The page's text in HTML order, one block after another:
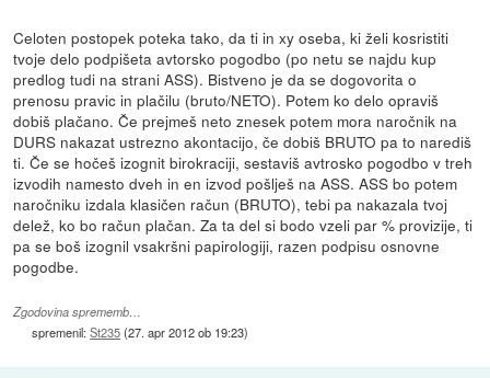
Celoten postopek poteka tako, da ti in xy oseba, ki želi kosristiti
tvoje delo podpišeta avtorsko pogodbo (po netu se najdu kup
predlog tudi na strani ASS). Bistveno je da se dogovorita o
prenosu pravic in plačilu (bruto/NETO). Potem ko delo opraviš
dobiš plačano. Če prejmeš neto znesek potem mora naročnik na
DURS nakazat ustrezno akontacijo, če dobiš BRUTO pa to narediš
ti. Če se hočeš izognit birokraciji, sestaviš avtrosko pogodbo v treh
izvodih namesto dveh in en izvod pošlješ na ASS. ASS bo potem
naročniku izdala klasičen račun (BRUTO), tebi pa nakazala tvoj
delež, ko bo račun plačan. Za ta del si bodo vzeli par % provizije, ti
pa se boš izognil vsakršni papirologiji, razen podpisu osnovne
pogodbe.
Zgodovina sprememb…
spremenil:St235(27. apr 2012 ob 19:23)